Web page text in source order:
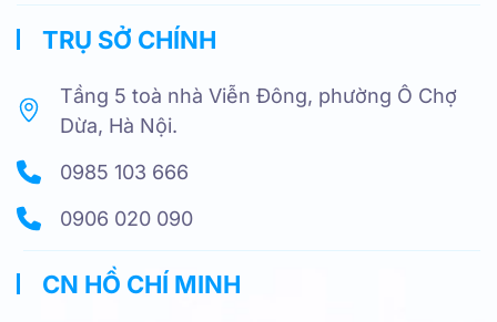
TRỤ SỞ CHÍNH
Tầng 5 toà nhà Viễn Đông, phường Ô Chợ
Dừa, Hà Nội.
0985 103 666
0906 020 090
CN HỒ CHÍ MINH